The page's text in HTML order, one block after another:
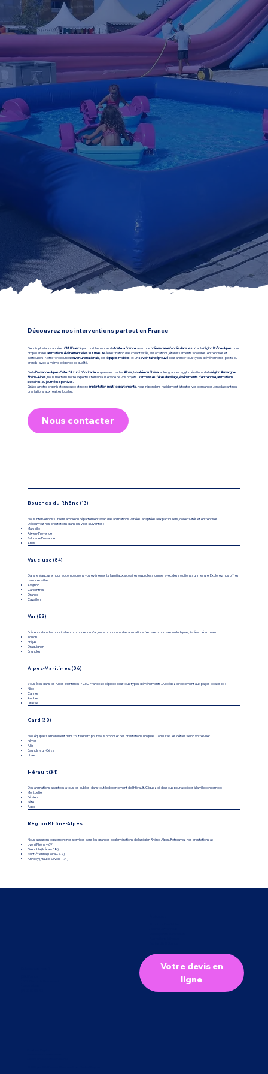
Découvrez nos interventions partout en France
Depuis plusieurs années, CMJ Franceparcourt les routes detoute la France, avec uneprésence renforcée dans le sudet larégion Rhône-Alpes , pour
proposer des animations événementielles sur mesureà destination des collectivités, associations, établissements scolaires, entreprises et
particuliers. Notre force : unecouverture nationale, des équipes mobiles , et unsavoir-faire éprouvépour animer tous types d'événements, petits ou
grands, avec la même exigence de qualité.
De laProvence-Alpes-Côte d’Azurà l’Occitanie, en passant par les Alpes , lavallée du Rhône, et les grandes agglomérations de larégion Auvergne-
Rhône-Alpes, nous mettons notre expertise terrain au service de vos projets :kermesses, fêtes de village, événements d’entreprise, animations
scolaires, ou journées sportives.
Grâce à notre organisation souple et notreimplantation multi-départements , nous répondons rapidement à toutes vos demandes, en adaptant nos
prestations aux réalités locales.
Nous contacter
Bouches-du-Rhône (13)
Nous intervenons sur l’ensemble du département avec des animations variées, adaptées aux particuliers, collectivités et entreprises.
Découvrez nos prestations dans les villes suivantes :
Marseille
Aix-en-Provence
Salon-de-Provence
Arles
Vaucluse (84)
Dans le Vaucluse, nous accompagnons vos événements familiaux, scolaires ou professionnels avec des solutions sur mesure. Explorez nos offres
dans ces villes :
Avignon
Carpentras
Orange
Cavaillon
Var (83)
Présents dans les principales communes du Var, nous proposons des animations festives, sportives ou ludiques, livrées clé en main :
Toulon
Fréjus
Draguignan
Brignoles
Alpes-Maritimes (06)
Vous êtes dans les Alpes-Maritimes ? CMJ France se déplace pour tous types d’événements. Accédez directement aux pages locales ici :
Nice
Cannes
Antibes
Grasse
Gard (30)
Nos équipes se mobilisent dans tout le Gard pour vous proposer des prestations uniques. Consultez les détails selon votre ville :
Nîmes
Alès
Bagnols-sur-Cèze
Uzès
Hérault (34)
Des animations adaptées à tous les publics, dans tout le département de l’Hérault. Cliquez ci-dessous pour accéder à la ville concernée :
Montpellier
Béziers
Sète
Agde
Région Rhône-Alpes
Nous assurons également nos services dans les grandes agglomérations de la région Rhône-Alpes. Retrouvez nos prestations à :
Lyon (Rhône – 69)
Grenoble (Isère – 38)
Saint-Étienne (Loire – 42)
Annecy (Haute-Savoie – 74)
Votre devis en
ligne